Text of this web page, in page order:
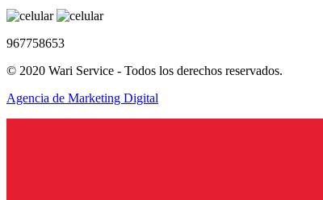
967758653
© 2020 Wari Service - Todos los derechos reservados.
Agencia de Marketing Digital